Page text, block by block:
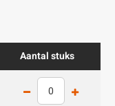
Aantal stuks